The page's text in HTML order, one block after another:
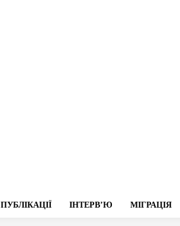
ПУБЛІКАЦІЇ ІНТЕРВʼЮ МІГРАЦІЯ